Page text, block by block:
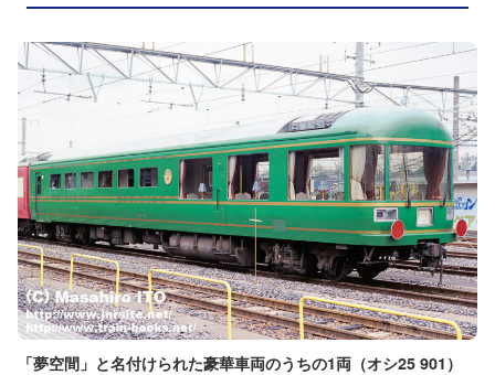
「夢空間」と名付けられた豪華車両のうちの1両（オシ25 901）